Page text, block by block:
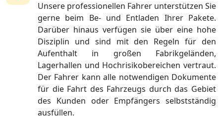
Unsere professionellen Fahrer unterstützen Sie
gerne beim Be- und Entladen Ihrer Pakete.
Darüber hinaus verfügen sie über eine hohe
Disziplin und sind mit den Regeln für den
Aufenthalt in großen Fabrikgeländen,
Lagerhallen und Hochrisikobereichen vertraut.
Der Fahrer kann alle notwendigen Dokumente
für die Fahrt des Fahrzeugs durch das Gebiet
des Kunden oder Empfängers selbstständig
ausfüllen.